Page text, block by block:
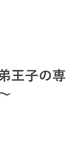
王子の専